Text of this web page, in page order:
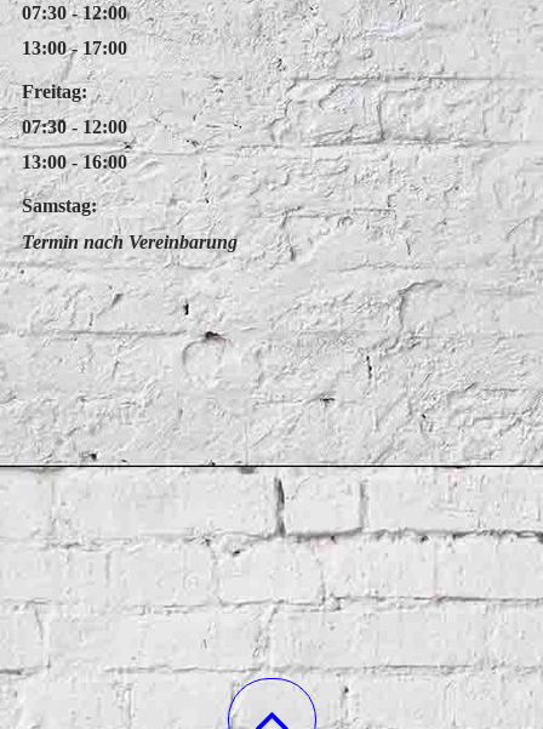
07:30 - 12:00
13:00 - 17:00
Freitag:
07:30 - 12:00
13:00 - 16:00
Samstag:
Termin nach Vereinbarung